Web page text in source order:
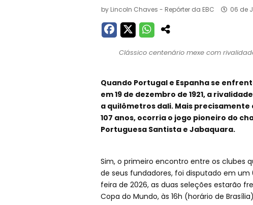
by Lincoln Chaves - Repórter da EBC 06 de
Clássico centenário mexe com
Quando Portugal e Espanha se
em 19 de dezembro de 1921, a
a quilômetros dali. Mais precisamente
107 anos, ocorria o jogo pioneiro do
Portuguesa Santista e Jabaquara.
Sim, o primeiro encontro entre os clubes
de seus fundadores, foi disputado em
feira de 2026, as duas seleções estarão
Copa do Mundo, às 16h (horário de